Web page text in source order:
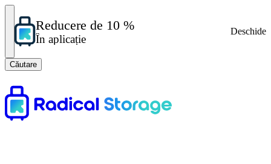
Reducere de 10 %
În aplicație
Deschide
Căutare